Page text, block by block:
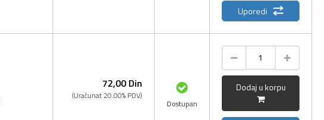
Uporedi
72,00 Din
(Uračunat 20.00% PDV)
Dostupan
Dodaj u korpu